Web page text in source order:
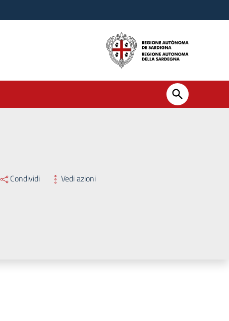
Condividi Vedi azioni